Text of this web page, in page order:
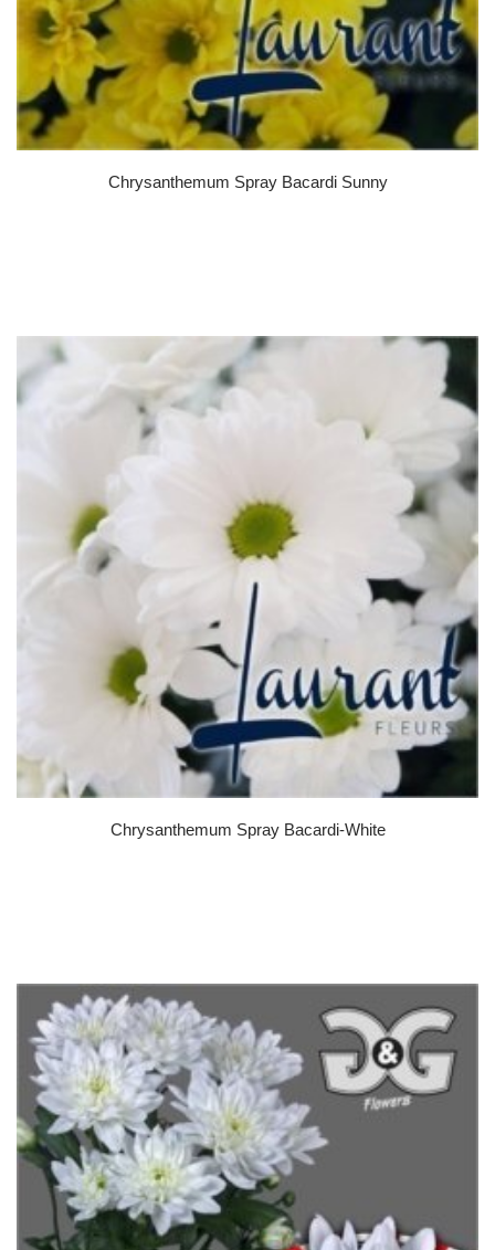
Chrysanthemum Spray Bacardi Sunny
Chrysanthemum Spray Bacardi-White